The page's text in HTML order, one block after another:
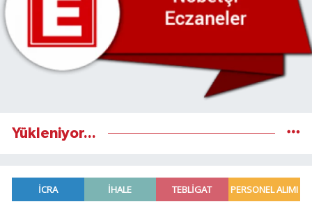
Yükleniyor...